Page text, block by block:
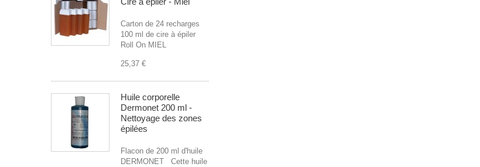
Carton de 24 recharges
100 ml de cire à épiler
Roll On MIEL
25,37 €
Huile corporelle
Dermonet 200 ml -
Nettoyage des zones
épilées
Flacon de 200 ml d'huile
DERMONET Cette huile